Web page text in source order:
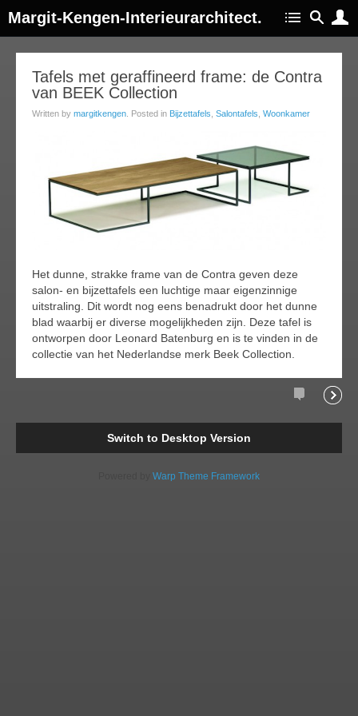
Margit-Kengen-Interieurarchitect.
Tafels met geraffineerd frame: de Contra
van BEEK Collection
Written by margitkengen . Posted in Bijzettafels Salontafels Woonkamer
Het dunne, strakke frame van de Contra geven deze
salon- en bijzettafels een luchtige maar eigenzinnige
uitstraling. Dit wordt nog eens benadrukt door het dunne
blad waarbij er diverse mogelijkheden zijn. Deze tafel is
ontworpen door Leonard Batenburg en is te vinden in de
collectie van het Nederlandse merk Beek Collection.
Comments
Switch to Desktop Version
Warp Theme Framework